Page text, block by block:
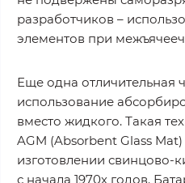
разработчиков –
элементов при
Еще одна отличительная
использование
вместо жидкого. Такая
AGM (Absorbent Glass
изготовлении свинцово-
с начала 1970х годов.